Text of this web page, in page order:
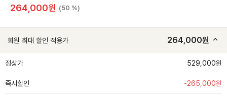
264,000원 (50 %)
회원 최대 할인 적용가 264,000원
정상가 529,000원
즉시할인 -265,000원